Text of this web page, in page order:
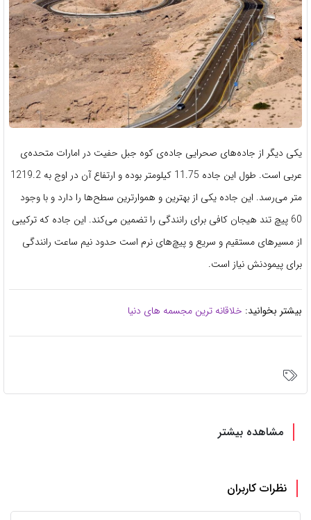
یکی دیگر از جاده‌های صحرایی جاده‌ی کوه جبل حفیت در امارات متحده‌ی
عربی است. طول این جاده 11.75 کیلومتر بوده و ارتفاع آن در اوج به 1219.2
متر می‌رسد. این جاده یکی از بهترین و هموارترین سطح‌ها را دارد و با وجود
60 پیچ تند هیجان کافی برای رانندگی را تضمین می‌کند. این جاده که ترکیبی
از مسیرهای مستقیم و سریع و پیچ‌های نرم است حدود نیم ساعت رانندگی
برای پیمودنش نیاز است.
بیشتر بخوانید: خلاقانه ترین مجسمه های دنیا
مشاهده بیشتر
نظرات کاربران